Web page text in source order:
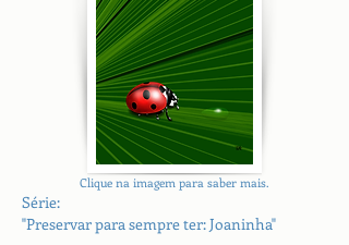
Clique na imagem para saber mais.
Série:
"Preservar para sempre ter: Joaninha"